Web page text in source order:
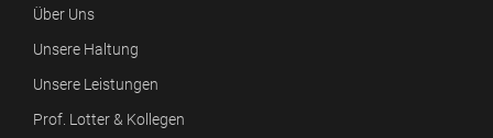
Über Uns
Unsere Haltung
Unsere Leistungen
Prof. Lotter & Kollegen